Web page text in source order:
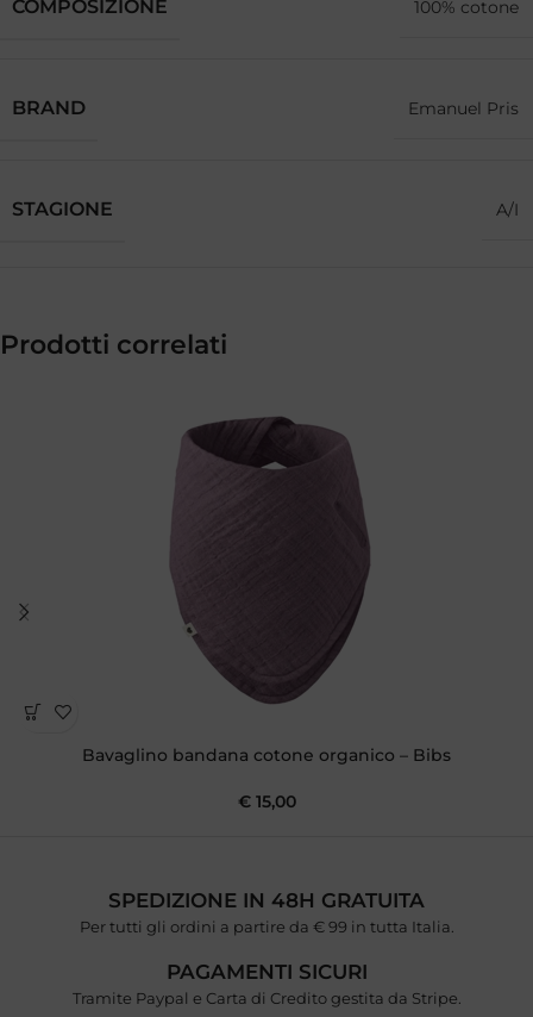
COMPOSIZIONE 100% cotone
BRAND Emanuel Pris
STAGIONE A/I
Prodotti correlati
Bavaglino bandana cotone organico – Bibs
€15,00
SPEDIZIONE IN 48H GRATUITA
Per tutti gli ordini a partire da € 99 in tutta Italia.
PAGAMENTI SICURI
Tramite Paypal e Carta di Credito gestita da Stripe.